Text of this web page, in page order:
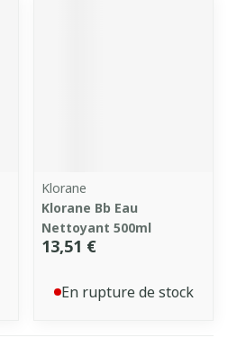
Klorane
Klorane Bb Eau
Nettoyant 500ml
13,51 €
En rupture de stock